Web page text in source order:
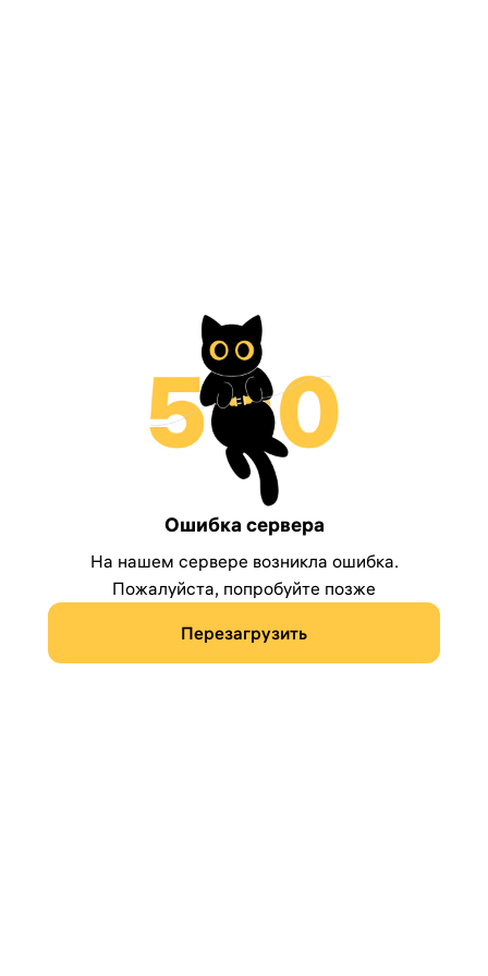
Ошибка сервера
На нашем сервере возникла ошибка.
Пожалуйста, попробуйте позже
Перезагрузить